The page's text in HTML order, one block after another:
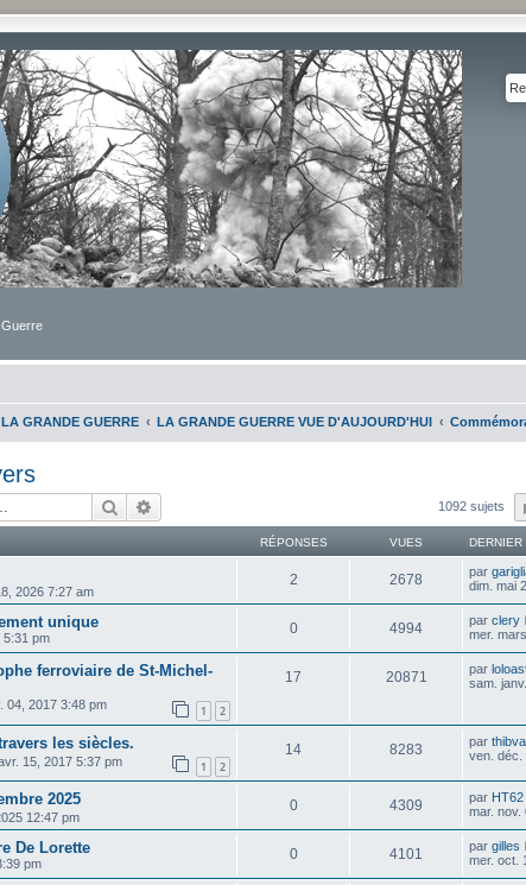
GRANDE GUERRE LA GRANDE GUERRE VUE D'AUJOURD'HUI
Rechercher 1092 sujets
RÉPONSES VUES
2026 7:27 am
2 2678 par
dim. mai
unique
5:31 pm
0 4994 par clery
mer.
ferroviaire de St-Michel-
04, 2017 3:48 pm 1 2
17 20871 par
sam.
les siècles.
15, 2017 5:37 pm 1 2
14 8283 par
ven. déc.
2025
12:47 pm
0 4309 par HT62
mar. nov.
De Lorette
pm
0 4101 par gilles
mer. oct.